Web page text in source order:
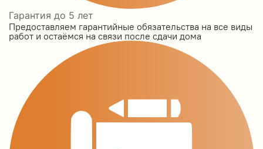
Гарантия до 5 лет
Предоставляем гарантийные обязательства на все виды
работ и остаёмся на связи после сдачи дома